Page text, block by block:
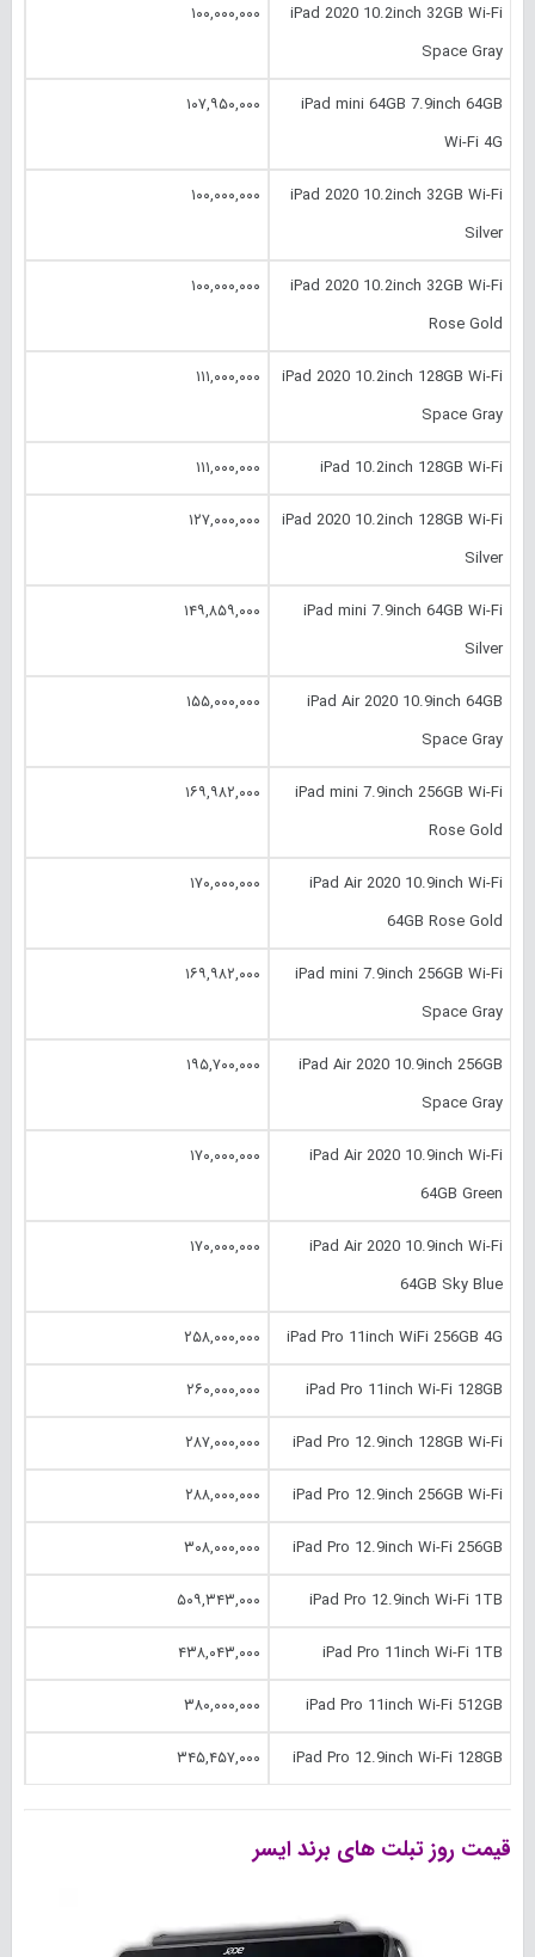
iPad 2020 10.‎2inch 32GB Wi-Fi
Space Gray
۱۰۰,۰۰۰,۰۰۰
iPad mini 64GB 7.‎9inch 64GB
Wi-Fi 4G
۱۰۷,۹۵۰,۰۰۰
iPad 2020 10.‎2inch 32GB Wi-Fi
Silver
۱۰۰,۰۰۰,۰۰۰
iPad 2020 10.‎2inch 32GB Wi-Fi
Rose Gold
۱۰۰,۰۰۰,۰۰۰
iPad 2020 10.‎2inch 128GB Wi-Fi
Space Gray
۱۱۱,۰۰۰,۰۰۰
iPad 10.‎2inch 128GB Wi-Fi ۱۱۱,۰۰۰,۰۰۰
iPad 2020 10.‎2inch 128GB Wi-Fi
Silver
۱۲۷,۰۰۰,۰۰۰
iPad mini 7.‎9inch 64GB Wi-Fi
Silver
۱۴۹,۸۵۹,۰۰۰
iPad Air 2020 10.‎9inch 64GB
Space Gray
۱۵۵,۰۰۰,۰۰۰
iPad mini 7.‎9inch 256GB Wi-Fi
Rose Gold
۱۶۹,۹۸۲,۰۰۰
iPad Air 2020 10.‎9inch Wi-Fi
64GB Rose Gold
۱۷۰,۰۰۰,۰۰۰
iPad mini 7.‎9inch 256GB Wi-Fi
Space Gray
۱۶۹,۹۸۲,۰۰۰
iPad Air 2020 10.‎9inch 256GB
Space Gray
۱۹۵,۷۰۰,۰۰۰
iPad Air 2020 10.‎9inch Wi-Fi
64GB Green
۱۷۰,۰۰۰,۰۰۰
iPad Air 2020 10.‎9inch Wi-Fi
64GB Sky Blue
۱۷۰,۰۰۰,۰۰۰
iPad Pro 11inch WiFi 256GB 4G ۲۵۸,۰۰۰,۰۰۰
iPad Pro 11inch Wi-Fi 128GB ۲۶۰,۰۰۰,۰۰۰
iPad Pro 12.‎9inch 128GB Wi-Fi ۲۸۷,۰۰۰,۰۰۰
iPad Pro 12.‎9inch 256GB Wi-Fi ۲۸۸,۰۰۰,۰۰۰
iPad Pro 12.‎9inch Wi-Fi 256GB ۳۰۸,۰۰۰,۰۰۰
iPad Pro 12.‎9inch Wi-Fi 1TB ۵۰۹,۳۴۳,۰۰۰
iPad Pro 11inch Wi-Fi 1TB ۴۳۸,۰۴۳,۰۰۰
iPad Pro 11inch Wi-Fi 512GB ۳۸۰,۰۰۰,۰۰۰
iPad Pro 12.‎9inch Wi-Fi 128GB ۳۴۵,۴۵۷,۰۰۰
قیمت روز تبلت های برند ایسر